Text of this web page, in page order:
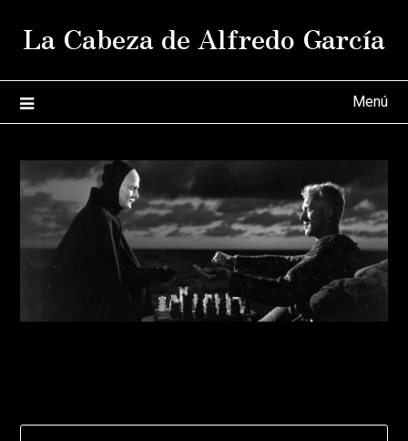
La Cabeza de Alfredo García
Menú